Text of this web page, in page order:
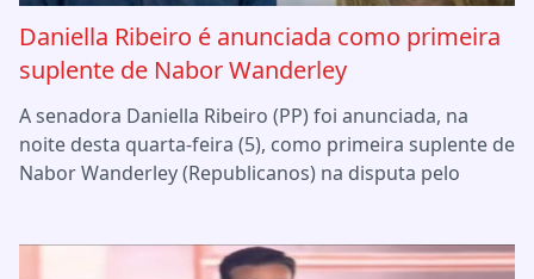
Daniella Ribeiro é anunciada como primeira
suplente de Nabor Wanderley
A senadora Daniella Ribeiro (PP) foi anunciada, na
noite desta quarta-feira (5), como primeira suplente de
Nabor Wanderley (Republicanos) na disputa pelo